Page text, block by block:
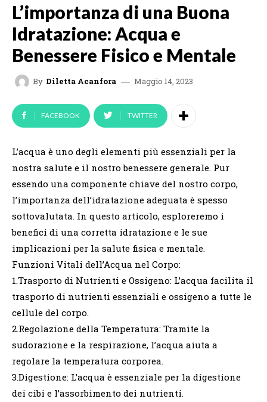
L’importanza di una Buona
Idratazione: Acqua e
Benessere Fisico e Mentale
By Diletta Acanfora Maggio 14, 2023
FACEBOOK TWITTER
L’acqua è uno degli elementi più essenziali per la
nostra salute e il nostro benessere generale. Pur
essendo una componente chiave del nostro corpo,
l’importanza dell’idratazione adeguata è spesso
sottovalutata. In questo articolo, esploreremo i
benefici di una corretta idratazione e le sue
implicazioni per la salute fisica e mentale.
Funzioni Vitali dell’Acqua nel Corpo:
1.Trasporto di Nutrienti e Ossigeno: L’acqua facilita il
trasporto di nutrienti essenziali e ossigeno a tutte le
cellule del corpo.
2.Regolazione della Temperatura: Tramite la
sudorazione e la respirazione, l’acqua aiuta a
regolare la temperatura corporea.
3.Digestione: L’acqua è essenziale per la digestione
dei cibi e l’assorbimento dei nutrienti.